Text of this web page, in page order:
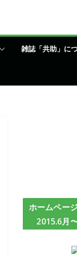
雑誌「共助」に
ホームペー
2015.6月